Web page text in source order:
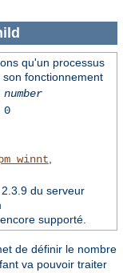
qu'un processus
fonctionnement
number
0
du serveur
supporté.
de définir le nombre
va pouvoir traiter